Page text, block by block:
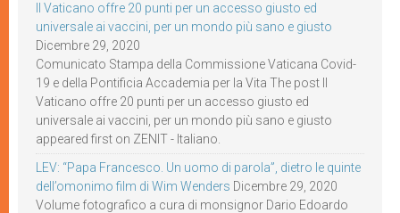
Il Vaticano offre 20 punti per un accesso giusto ed
universale ai vaccini, per un mondo più sano e giusto
Dicembre 29, 2020
Comunicato Stampa della Commissione Vaticana Covid-
19 e della Pontificia Accademia per la Vita The post Il
Vaticano offre 20 punti per un accesso giusto ed
universale ai vaccini, per un mondo più sano e giusto
appeared first on ZENIT - Italiano.
LEV: “Papa Francesco. Un uomo di parola”, dietro le quinte
dell’omonimo film di Wim Wenders Dicembre 29, 2020
Volume fotografico a cura di monsignor Dario Edoardo